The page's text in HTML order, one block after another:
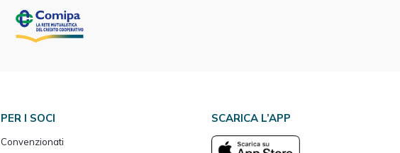
PER I SOCI
Convenzionati
SCARICA L’APP